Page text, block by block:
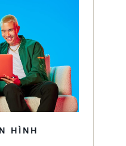
HÌNH